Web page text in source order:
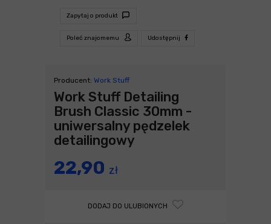
Zapytaj o produkt
Poleć znajomemu Udostępnij
Producent: Work Stuff
Work Stuff Detailing
Brush Classic 30mm -
uniwersalny pędzelek
detailingowy
22,90 zł
DODAJ DO ULUBIONYCH